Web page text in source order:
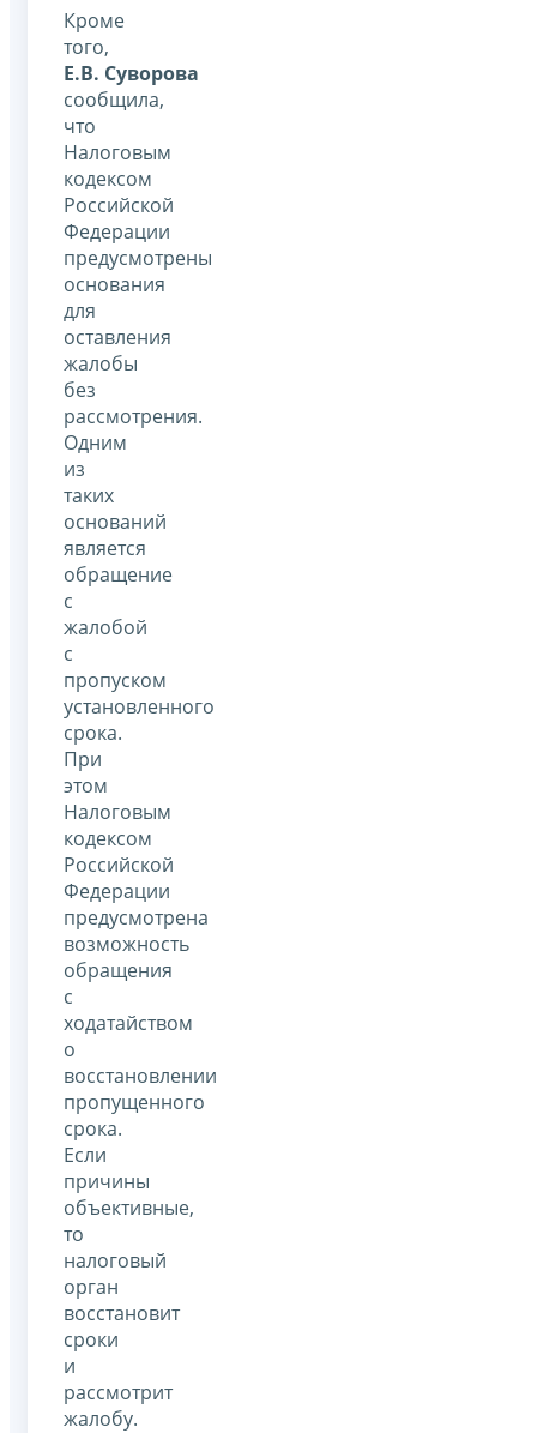
Кроме
того,
Е.В. Суворова
сообщила,
что
Налоговым
кодексом
Российской
Федерации
предусмотрены
основания
для
оставления
жалобы
без
рассмотрения.
Одним
из
таких
оснований
является
обращение
с
жалобой
с
пропуском
установленного
срока.
При
этом
Налоговым
кодексом
Российской
Федерации
предусмотрена
возможность
обращения
с
ходатайством
о
восстановлении
пропущенного
срока.
Если
причины
объективные,
то
налоговый
орган
восстановит
сроки
и
рассмотрит
жалобу.